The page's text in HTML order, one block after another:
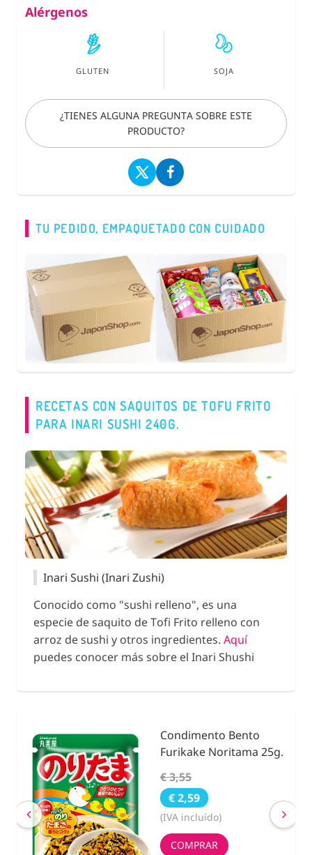
Alérgenos
GLUTEN SOJA
¿TIENES ALGUNA PREGUNTA SOBRE ESTE
PRODUCTO?
TU PEDIDO, EMPAQUETADO CON CUIDADO
RECETAS CON SAQUITOS DE TOFU FRITO
PARA INARI SUSHI 240G.
Inari Sushi (Inari Zushi)
Conocido como "sushi relleno", es una
especie de saquito de Tofi Frito relleno con
arroz de sushi y otros ingredientes. Aquí
puedes conocer más sobre el Inari Shushi
Condimento Bento
Furikake Noritama 25g.
€ 3,55
€ 2,59
(IVA incluído)
COMPRAR